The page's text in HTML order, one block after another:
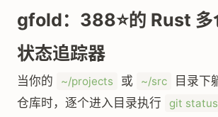
gfold：388⭐的 Rust 多
状态追踪器
当你的 ~/projects 或 ~/src
目录下
仓库时，逐个进入目录执行
git status